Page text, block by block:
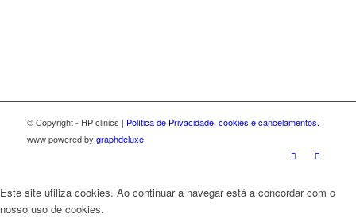
© Copyright - HP clinics | Política de Privacidade, cookies e cancelamentos. |
www powered by graphdeluxe
Este site utiliza cookies. Ao continuar a navegar está a concordar com o
nosso uso de cookies.